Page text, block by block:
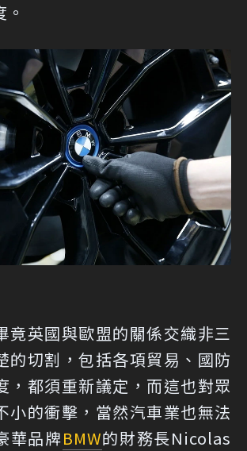
竟英國與歐盟的關係交織非三
的切割，包括各項貿易、國防
，都須重新議定，而這也對眾
小的衝擊，當然汽車業也無法
華品牌BMW的財務長Nicolas